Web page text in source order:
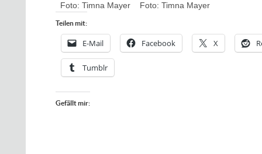
Foto: Timna Mayer Foto: Timna Mayer
Teilen mit:
E-Mail Facebook X
Tumblr
Gefällt mir: